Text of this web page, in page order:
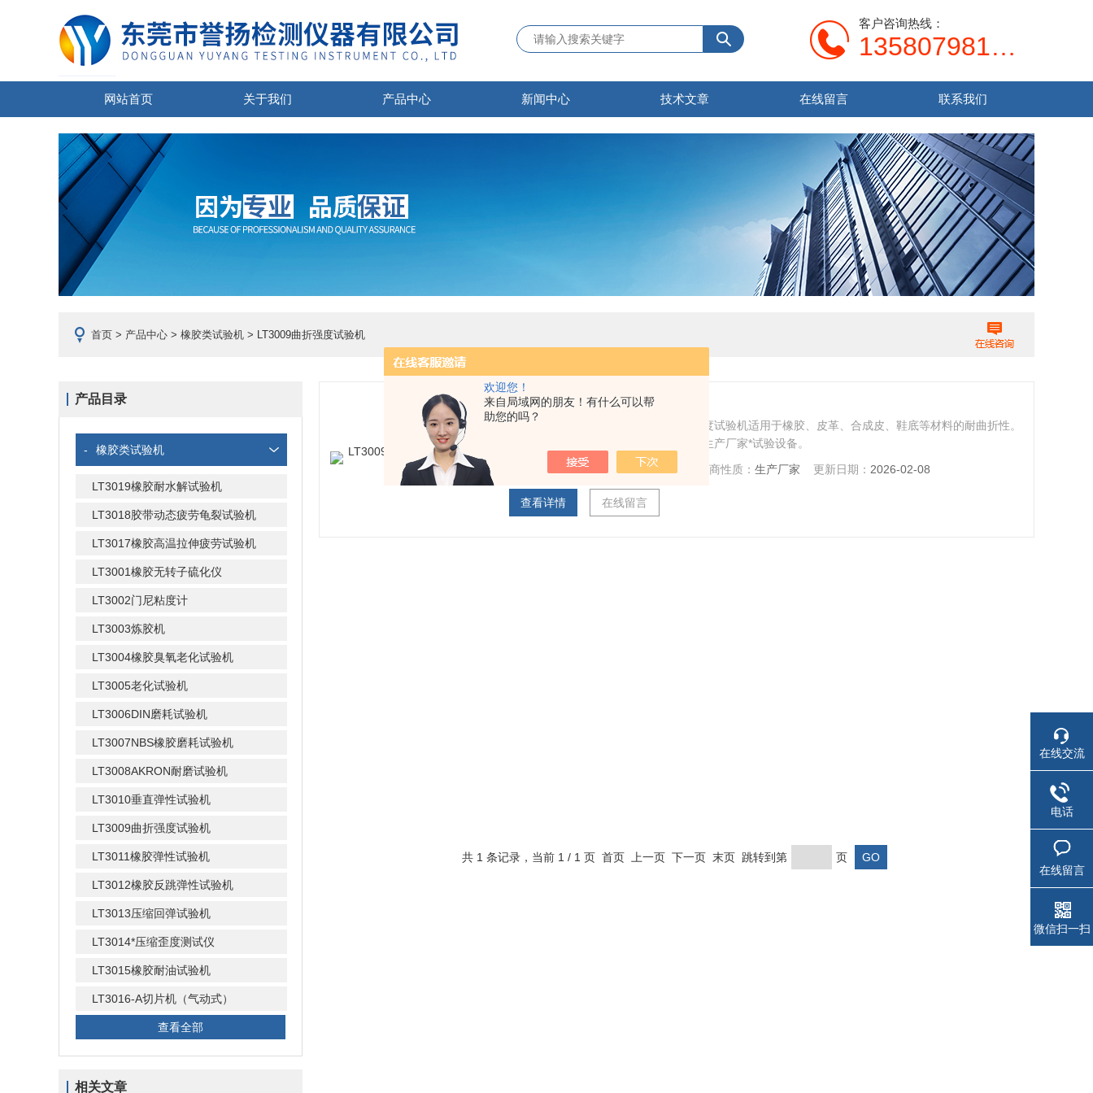
欢迎您！
来自局域网的朋友！有什么可以帮
助您的吗？
客户咨询热线：
13580798107
网站首页 关于我们 产品中心 新闻中心 技术文章 在线留言 联系我们
首页 > 产品中心 > 橡胶类试验机 > LT3009曲折强度试验机
产品目录
- 橡胶类试验机
LT3019橡胶耐水解试验机
LT3018胶带动态疲劳龟裂试验机
LT3017橡胶高温拉伸疲劳试验机
LT3001橡胶无转子硫化仪
LT3002门尼粘度计
LT3003炼胶机
LT3004橡胶臭氧老化试验机
LT3005老化试验机
LT3006DIN磨耗试验机
LT3007NBS橡胶磨耗试验机
LT3008AKRON耐磨试验机
LT3010垂直弹性试验机
LT3009曲折强度试验机
LT3011橡胶弹性试验机
LT3012橡胶反跳弹性试验机
LT3013压缩回弹试验机
LT3014*压缩歪度测试仪
LT3015橡胶耐油试验机
LT3016-A切片机（气动式）
查看全部
相关文章
LT3009橡胶曲折强度试验机价格
橡胶曲折强度试验机价格，橡胶曲折强度试验机适用于橡胶、皮革、合成皮、鞋底等材料的耐曲折性。
产品特点：操作方便简单，是众多橡胶生产厂家*试验设备。
访问次数：2845 产品价格： 厂商性质：生产厂家 更新日期： 2026-02-08
查看详情 在线留言
共 1 条记录，当前 1 / 1 页 首页 上一页 下一页 末页 跳转到第 页
在线交流
电话
在线留言
微信扫一扫